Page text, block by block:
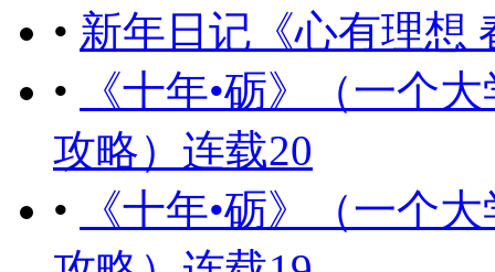
• 新年日记《心有理想
•
《十年•砺》（一个
攻略）连载20
•
《十年•砺》（一个